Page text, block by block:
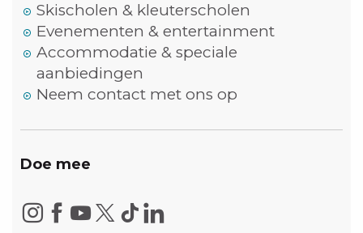
Skischolen & kleuterscholen
Evenementen & entertainment
Accommodatie & speciale
aanbiedingen
Neem contact met ons op
Doe mee